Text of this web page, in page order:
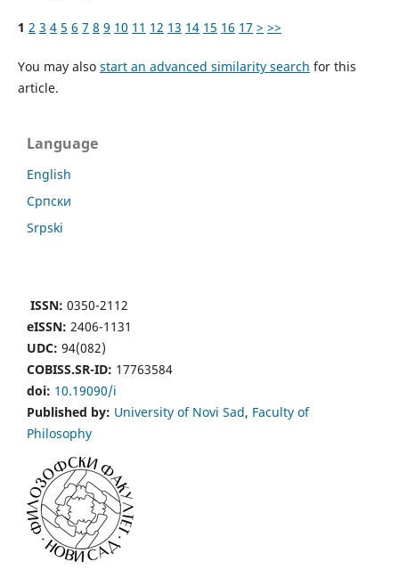
1 2 3 4 5 6 7 8 9 10 11 12 13 14 15 16 17 > >>
You may also start an advanced similarity search for this
article.
Language
English
Cрпски
Srpski
ISSN: 0350-2112
eISSN: 2406-1131
UDC: 94(082)
COBISS.SR-ID: 17763584
doi: 10.19090/i
Published by: University of Novi Sad, Faculty of
Philosophy